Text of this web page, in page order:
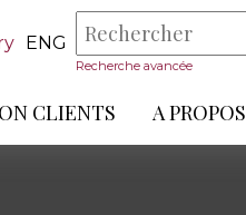
ENG
Recherche avancée
CLIENTS A PROPOS